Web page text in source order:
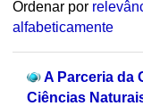
Ordenar por
alfabeticamente
A Parceria da
Ciências